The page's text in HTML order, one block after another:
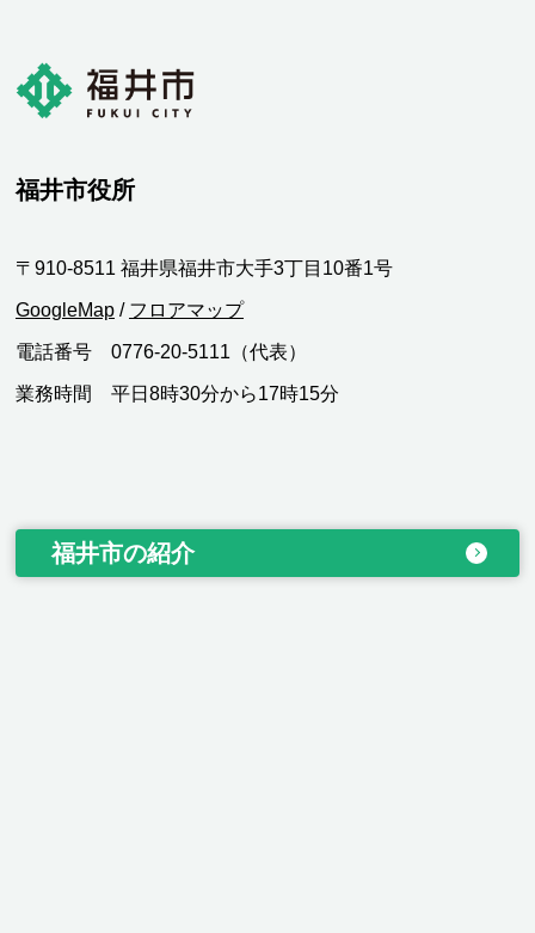
福井市役所
〒910-8511 福井県福井市大手3丁目10番1号
GoogleMap / フロアマップ
電話番号 0776-20-5111（代表）
業務時間 平日8時30分から17時15分
福井市の紹介